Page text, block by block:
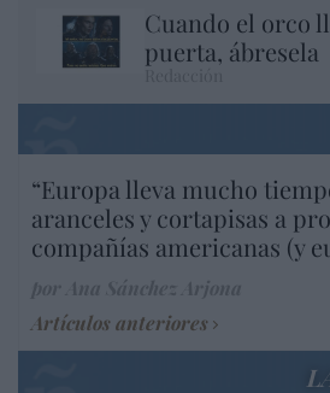
Cuando el orco
puerta, ábresela
“Europa lleva mucho
aranceles y cortapisas a
compañías americanas (y
Artículos anteriores